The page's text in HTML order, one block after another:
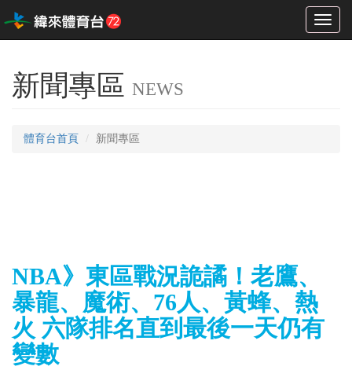
Toggle
新聞專區 NEWS
體育台首頁 新聞專區
NBA》東區戰況詭譎！老鷹、
暴龍、魔術、76人、黃蜂、熱
火 六隊排名直到最後一天仍有
變數